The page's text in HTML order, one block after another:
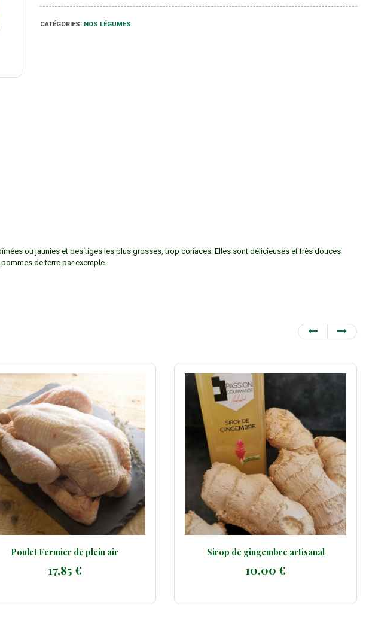
CATÉGORIES: NOS LÉGUMES
ou jaunies et des tiges les plus grosses, trop coriaces. Elles sont délicieuses et très douces
de terre par exemple.
Sirop de gingembre artisanal
10,00 €
Les 12 Oeufs Extra Frais...
5,50 €